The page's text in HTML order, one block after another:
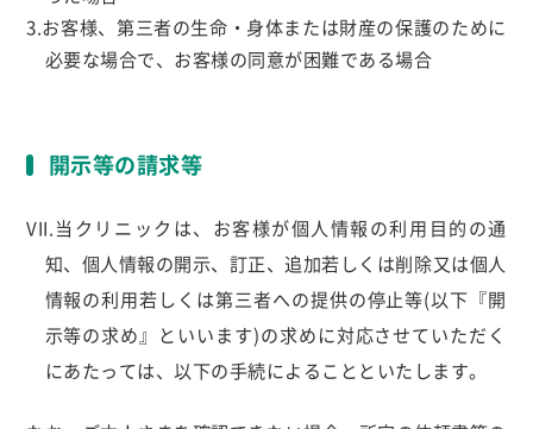
3.お客様、第三者の生命・身体または財産の保護のために
必要な場合で、お客様の同意が困難である場合
開示等の請求等
VII.当クリニックは、お客様が個人情報の利用目的の通
知、個人情報の開示、訂正、追加若しくは削除又は個人
情報の利用若しくは第三者への提供の停止等(以下『開
示等の求め』といいます)の求めに対応させていただく
にあたっては、以下の手続によることといたします。